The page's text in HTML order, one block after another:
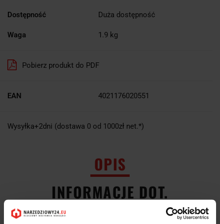
Dostępność Duża dostępność
Waga 1.9 kg
Pobierz produkt do PDF
EAN 4021176020551
Wysyłka+2dni (dostawa 0 od 1000zł net.*)
OPIS
INFORMACJE DOT.
BEZPIECZEŃSTWA